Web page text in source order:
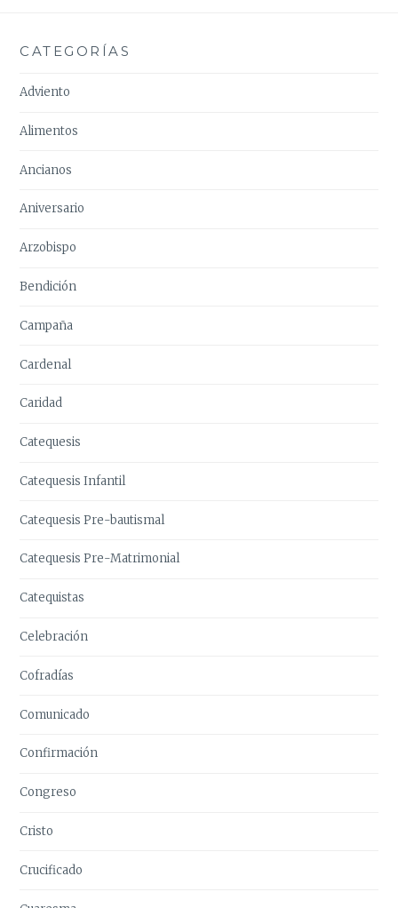
CATEGORÍAS
Adviento
Alimentos
Ancianos
Aniversario
Arzobispo
Bendición
Campaña
Cardenal
Caridad
Catequesis
Catequesis Infantil
Catequesis Pre-bautismal
Catequesis Pre-Matrimonial
Catequistas
Celebración
Cofradías
Comunicado
Confirmación
Congreso
Cristo
Crucificado